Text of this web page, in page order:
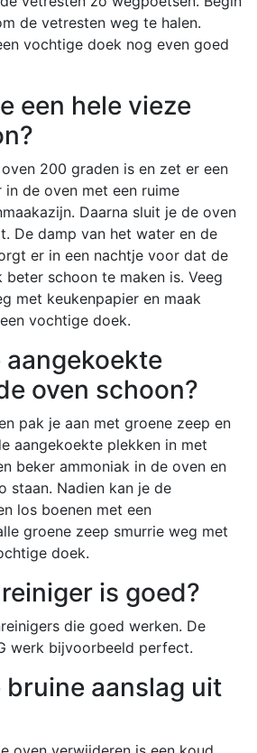
de vetresten weg te halen.
vochtige doek nog even goed
een hele vieze
200 graden is en zet er een
de oven met een ruime
Daarna sluit je de oven
De damp van het water en de
er in een nachtje voor dat de
beter schoon te maken is. Veeg
met keukenpapier en maak
vochtige doek.
aangekoekte
oven schoon?
pak je aan met groene zeep en
aangekoekte plekken in met
beker ammoniak in de oven en
staan. Nadien kan je de
los boenen met een
groene zeep smurrie weg met
doek.
is goed?
die goed werken. De
werk bijvoorbeeld perfect.
bruine aanslag uit